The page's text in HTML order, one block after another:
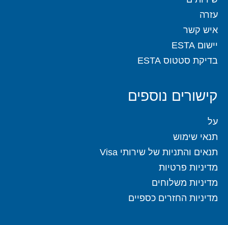
עזרה
איש קשר
יישום ESTA
בדיקת סטטוס ESTA
קישורים נוספים
על
תנאי שימוש
תנאים והתניות של שירותי Visa
מדיניות פרטיות
מדיניות משלוחים
מדיניות החזרים כספיים